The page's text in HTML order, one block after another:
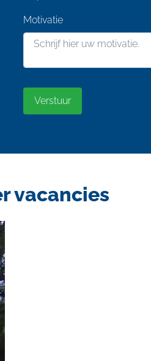
Motivatie
Verstuur
vacancies